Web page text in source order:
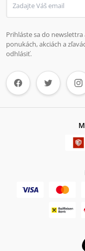
Prihláste sa do
ponukách, akciách a
odhlásiť.